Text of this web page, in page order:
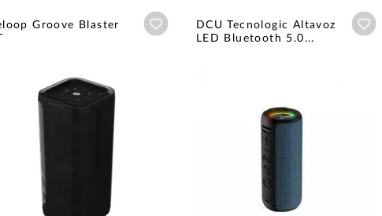
wishlistGroove Blaster
Añadir a wishlist
DCU Tecnologic Altavoz
LED Bluetooth 5.0...